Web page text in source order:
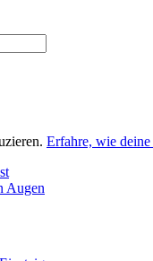
Erfahre, wie
Augen